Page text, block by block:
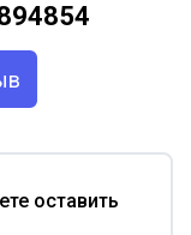
оставить